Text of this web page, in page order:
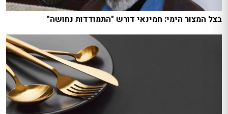
בצל המצור הימי: חמינאי דורש "התמודדות נחושה"